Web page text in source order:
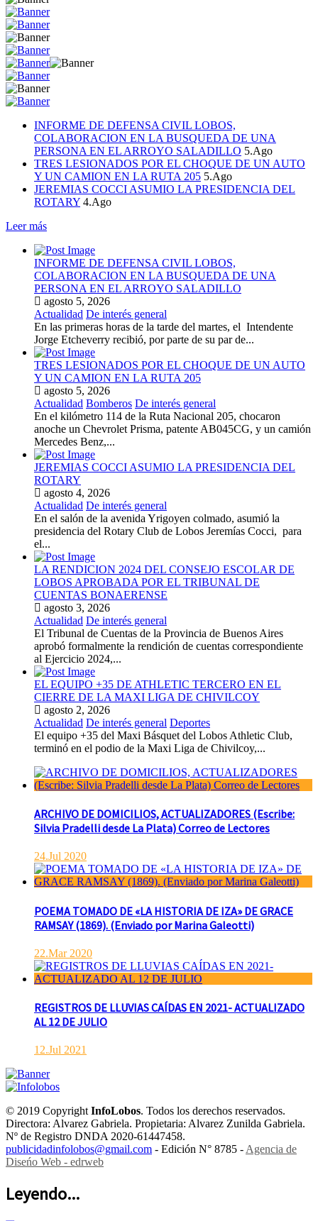
INFORME DE DEFENSA CIVIL LOBOS,
COLABORACION EN LA BUSQUEDA DE UNA
PERSONA EN EL ARROYO SALADILLO 5.Ago
TRES LESIONADOS POR EL CHOQUE DE UN AUTO
Y UN CAMION EN LA RUTA 205 5.Ago
JEREMIAS COCCI ASUMIO LA PRESIDENCIA DEL
ROTARY 4.Ago
Leer más
INFORME DE DEFENSA CIVIL LOBOS,
COLABORACION EN LA BUSQUEDA DE UNA
PERSONA EN EL ARROYO SALADILLO
agosto 5, 2026
Actualidad De interés general
En las primeras horas de la tarde del martes, el Intendente
Jorge Etcheverry recibió, por parte de su par de...
TRES LESIONADOS POR EL CHOQUE DE UN AUTO
Y UN CAMION EN LA RUTA 205
agosto 5, 2026
Actualidad Bomberos De interés general
En el kilómetro 114 de la Ruta Nacional 205, chocaron
anoche un Chevrolet Prisma, patente AB045CG, y un camión
Mercedes Benz,...
JEREMIAS COCCI ASUMIO LA PRESIDENCIA DEL
ROTARY
agosto 4, 2026
Actualidad De interés general
En el salón de la avenida Yrigoyen colmado, asumió la
presidencia del Rotary Club de Lobos Jeremías Cocci, para
el...
LA RENDICION 2024 DEL CONSEJO ESCOLAR DE
LOBOS APROBADA POR EL TRIBUNAL DE
CUENTAS BONAERENSE
agosto 3, 2026
Actualidad De interés general
El Tribunal de Cuentas de la Provincia de Buenos Aires
aprobó formalmente la rendición de cuentas correspondiente
al Ejercicio 2024,...
EL EQUIPO +35 DE ATHLETIC TERCERO EN EL
CIERRE DE LA MAXI LIGA DE CHIVILCOY
agosto 2, 2026
Actualidad De interés general Deportes
El equipo +35 del Maxi Básquet del Lobos Athletic Club,
terminó en el podio de la Maxi Liga de Chivilcoy,...
ARCHIVO DE DOMICILIOS, ACTUALIZADORES (Escribe:
Silvia Pradelli desde La Plata) Correo de Lectores
24.Jul 2020
POEMA TOMADO DE «LA HISTORIA DE IZA» DE GRACE
RAMSAY (1869). (Enviado por Marina Galeotti)
22.Mar 2020
REGISTROS DE LLUVIAS CAÍDAS EN 2021- ACTUALIZADO
AL 12 DE JULIO
12.Jul 2021
© 2019 CopyrightInfoLobos. Todos los derechos reservados.
Directora: Alvarez Gabriela. Propietaria: Alvarez Zunilda Gabriela.
Nº de Registro DNDA 2020-61447458.
publicidadinfolobos@gmail.com - Edición N° 8785 -Agencia de
Diseńo Web - edrweb
Leyendo...